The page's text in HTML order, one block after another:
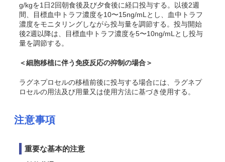
g/kgを1日2回朝食後及び夕食後に経口投与する。以後2週
間、目標血中トラフ濃度を10〜15ng/mLとし、血中トラフ
濃度をモニタリングしながら投与量を調節する。投与開始
後2週以降は、目標血中トラフ濃度を5〜10ng/mLとし投与
量を調節する。
＜細胞移植に伴う免疫反応の抑制の場合＞
ラグネプロセルの移植前後に投与する場合には、ラグネプ
ロセルの用法及び用量又は使用方法に基づき使用する。
注意事項
重要な基本的注意